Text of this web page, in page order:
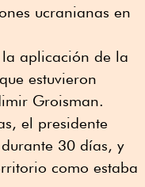
ucranianas en
aplicación de la
estuvieron
Groisman.
el presidente
30 días, y
como estaba